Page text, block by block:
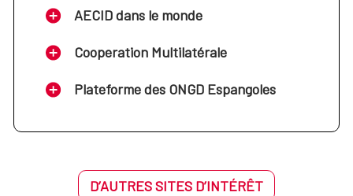
AECID dans le monde
Cooperation Multilatérale
Plateforme des ONGD Espangoles
D’AUTRES SITES D’INTÉRÊT